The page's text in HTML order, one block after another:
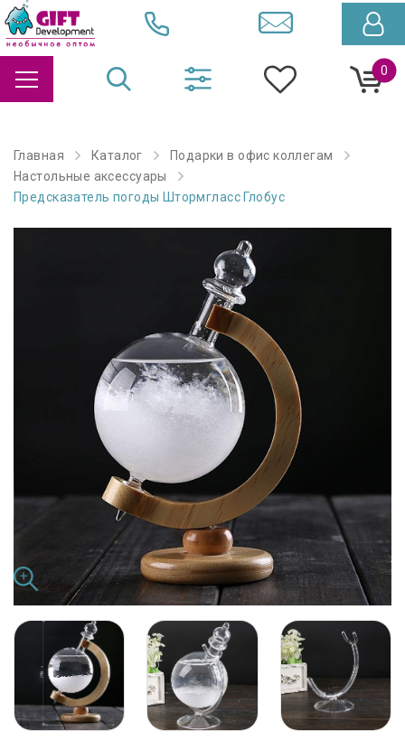
0
Главная Каталог
Подарки в офис коллегам
Настольные аксессуары
Предсказатель погоды Штормгласс Глобус